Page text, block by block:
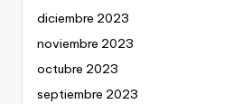
diciembre 2023
noviembre 2023
octubre 2023
septiembre 2023